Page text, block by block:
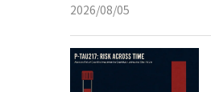
2026/08/05